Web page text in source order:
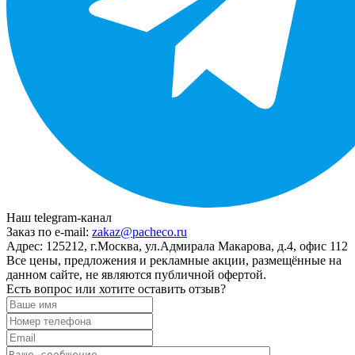
Наш telegram-канал
Заказ по e-mail: zakaz@pacheco.ru
Адрес: 125212, г.Москва, ул.Адмирала Макарова, д.4, офис 112
Все цены, предложения и рекламные акции, размещённые на
данном сайте, не являются публичной офертой.
Есть вопрос или хотите оставить отзыв?